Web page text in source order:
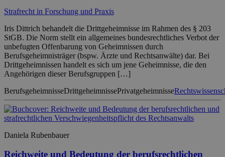
Strafrecht in Forschung und Praxis
Iris Dittrich behandelt die Drittgeheimnisse im Rahmen des § 203
StGB. Die Norm stellt ein allgemeines bundesrechtliches Verbot der
unbefugten Offenbarung von Geheimnissen durch
Berufsgeheimnisträger (bspw. Ärzte und Rechtsanwälte) dar. Bei
Drittgeheimnissen handelt es sich um jene Geheimnisse, die den
Angehörigen dieser Berufsgruppen […]
BerufsgeheimnisseDrittgeheimnissePrivatgeheimnisse
Daniela Rubenbauer
Reichweite und Bedeutung der berufsrechtlichen